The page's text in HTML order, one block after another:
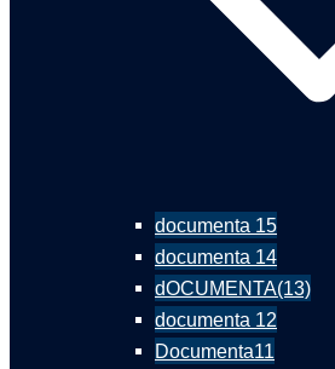
documenta 15
documenta 14
dOCUMENTA(13)
documenta 12
Documenta11